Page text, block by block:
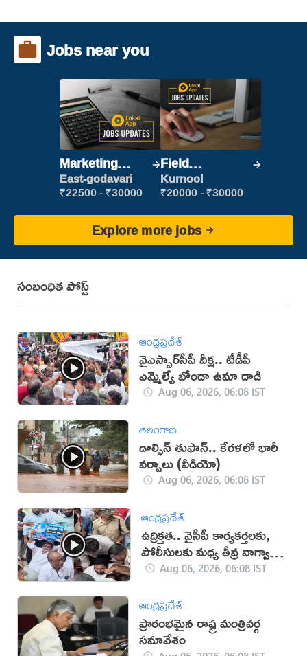
Jobs near you
Marketing
Executive
East-godavari
₹22500 - ₹30000
Field
Marketing
Executive
Kurnool
₹20000 - ₹30000
Explore more jobs
సంబంధిత పోస్ట్
ఆంధ్రప్రదేశ్
వైఎస్సార్‌సీపీ దీక్ష.. టీడీపీ
ఎమ్మెల్యే బోండా ఉమా దాడి
Aug 06, 2026, 06:08 IST
తెలంగాణ
డాల్ఫిన్ తుఫాన్.. కేరళలో భారీ
వర్షాలు (వీడియో)
Aug 06, 2026, 06:08 IST
ఆంధ్రప్రదేశ్
ఉద్రిక్తత.. వైసీపీ కార్యకర్తలకు,
పోలీసులకు మధ్య తీవ్ర వాగ్వాదం
(VIDEO)
Aug 06, 2026, 06:08 IST
ఆంధ్రప్రదేశ్
ప్రారంభమైన రాష్ట్ర మంత్రివర్గ
సమావేశం